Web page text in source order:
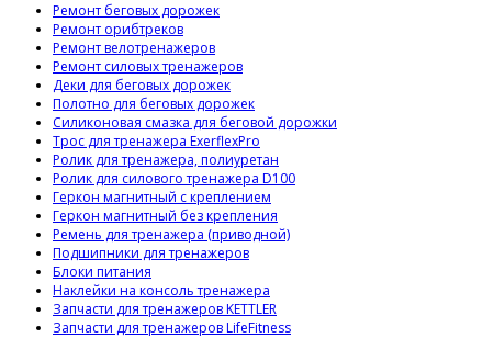
Ремонт беговых дорожек
Ремонт орибтреков
Ремонт велотренажеров
Ремонт силовых тренажеров
Деки для беговых дорожек
Полотно для беговых дорожек
Силиконовая смазка для беговой дорожки
Трос для тренажера ExerflexPro
Ролик для тренажера, полиуретан
Ролик для силового тренажера D100
Геркон магнитный с креплением
Геркон магнитный без крепления
Ремень для тренажера (приводной)
Подшипники для тренажеров
Блоки питания
Наклейки на консоль тренажера
Запчасти для тренажеров KETTLER
Запчасти для тренажеров LifeFitness